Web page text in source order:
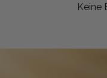
Keine